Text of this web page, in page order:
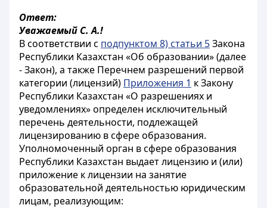
Ответ:
Уважаемый С. А.!
В соответствии с подпунктом 8) статьи 5Закона
Республики Казахстан «Об образовании» (далее
- Закон), а также Перечнем разрешений первой
категории (лицензий) Приложения 1 к Закону
Республики Казахстан «О разрешениях и
уведомлениях» определен исключительный
перечень деятельности, подлежащей
лицензированию в сфере образования.
Уполномоченный орган в сфере образования
Республики Казахстан выдает лицензию и (или)
приложение к лицензии на занятие
образовательной деятельностью юридическим
лицам, реализующим: